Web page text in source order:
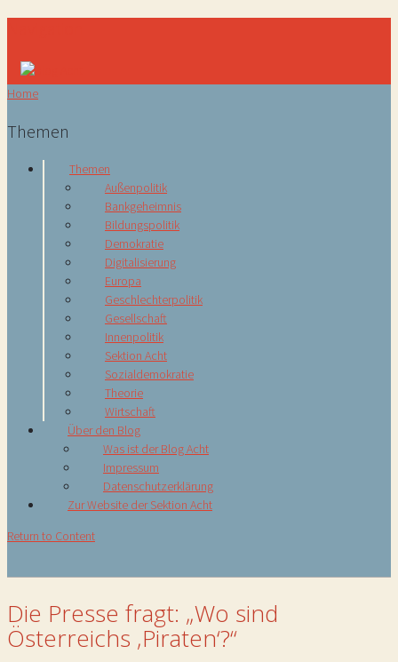
Home
Themen
Themen
Außenpolitik
Bankgeheimnis
Bildungspolitik
Demokratie
Digitalisierung
Europa
Geschlechterpolitik
Gesellschaft
Innenpolitik
Sektion Acht
Sozialdemokratie
Theorie
Wirtschaft
Über den Blog
Was ist der Blog Acht
Impressum
Datenschutzerklärung
Zur Website der Sektion Acht
Return to Content
Die Presse fragt: „Wo sind
Österreichs ‚Piraten‘?“